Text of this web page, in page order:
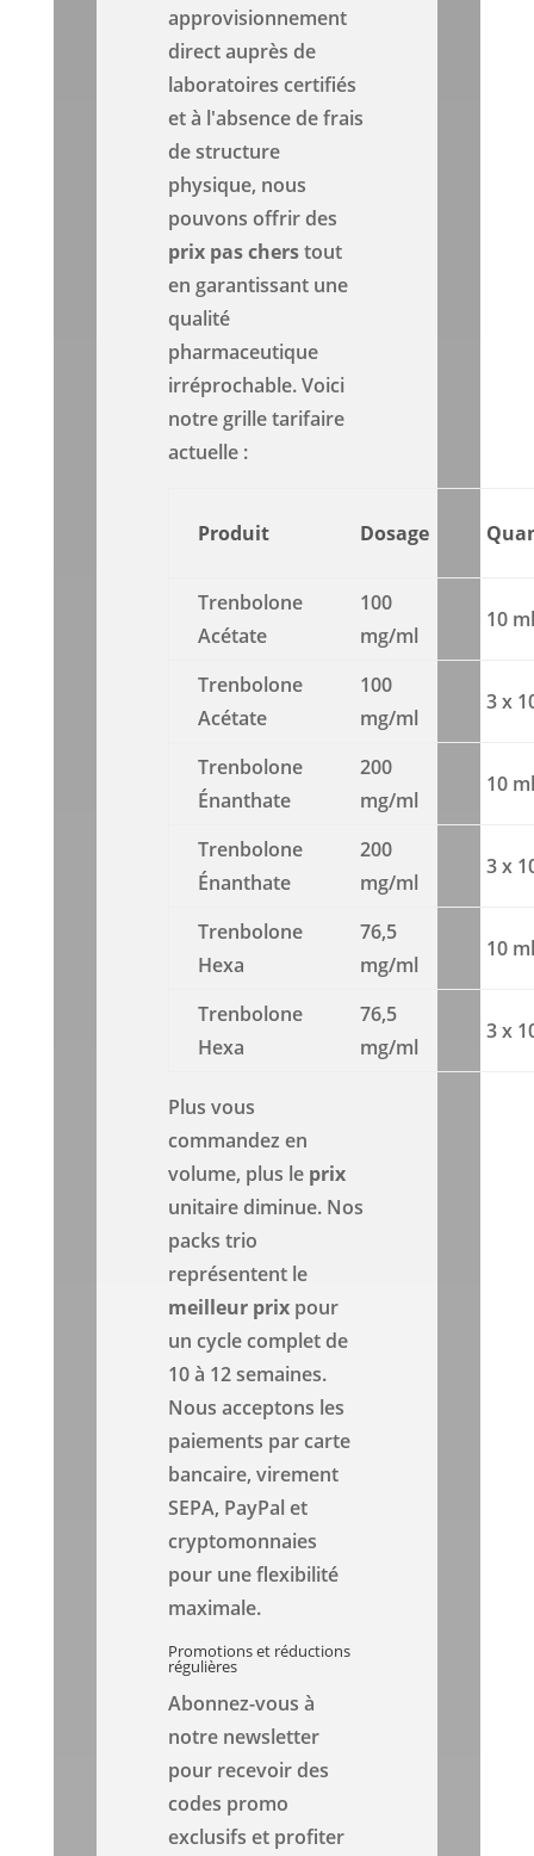
approvisionnement
direct auprès de
laboratoires certifiés
et à l'absence de frais
de structure
physique, nous
pouvons offrir des
prix pas cherstout
en garantissant une
qualité
pharmaceutique
irréprochable. Voici
notre grille tarifaire
actuelle :
Produit Dosage
Trenbolone
Acétate
100
mg/ml
10
Trenbolone
Acétate
100
mg/ml
3 x
Trenbolone
Énanthate
200
mg/ml
10
Trenbolone
Énanthate
200
mg/ml
3 x
Trenbolone
Hexa
76,5
mg/ml
10
Trenbolone
Hexa
76,5
mg/ml
3 x
Plus vous
commandez en
volume, plus le prix
unitaire diminue. Nos
packs trio
représentent le
meilleur prix pour
un cycle complet de
10 à 12 semaines.
Nous acceptons les
paiements par carte
bancaire, virement
SEPA, PayPal et
cryptomonnaies
pour une flexibilité
maximale.
Promotions et réductions
régulières
Abonnez-vous à
notre newsletter
pour recevoir des
codes promo
exclusifs et profiter